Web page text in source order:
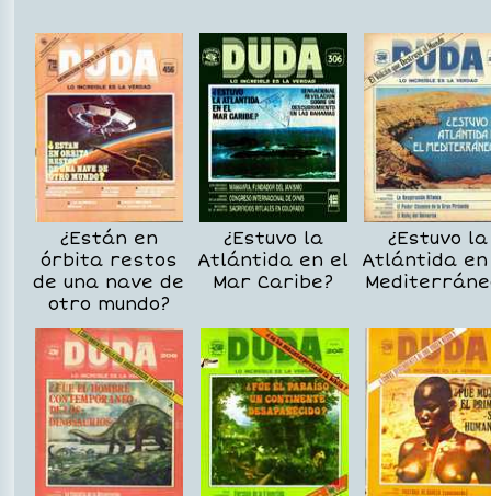
¿Están en
órbita restos
de una nave de
otro mundo?
¿Estuvo la
Atlántida en el
Mar Caribe?
¿Estuvo la
Atlántida